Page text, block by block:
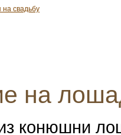
на свадьбу
на
конюшни